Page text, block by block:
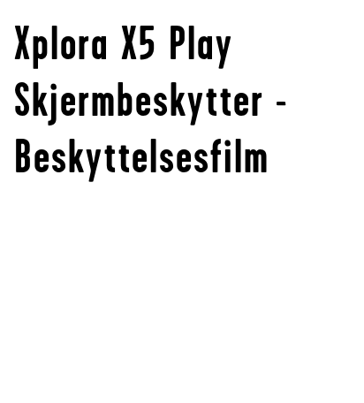
Xplora X5 Play
Skjermbeskytter -
Beskyttelsesfilm